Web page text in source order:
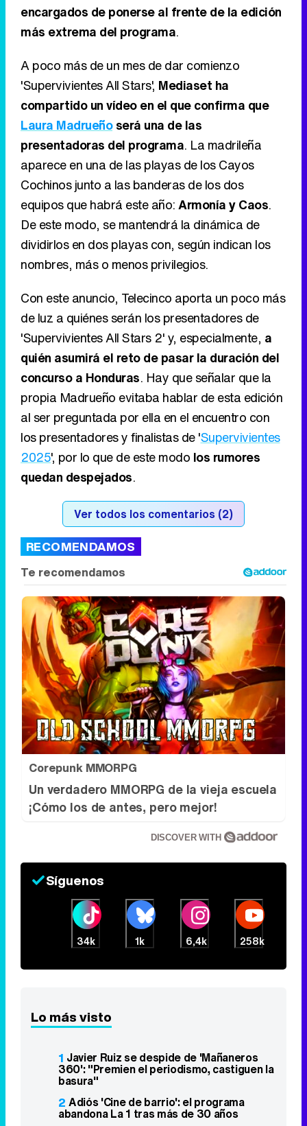
encargados de ponerse al frente de la edición
más extrema del programa.
A poco más de un mes de dar comienzo
'Supervivientes All Stars', Mediaset ha
compartido un vídeo en el que confirma que
Laura Madrueñoserá una de las
presentadoras del programa. La madrileña
aparece en una de las playas de los Cayos
Cochinos junto a las banderas de los dos
equipos que habrá este año:Armonía y Caos.
De este modo, se mantendrá la dinámica de
dividirlos en dos playas con, según indican los
nombres, más o menos privilegios.
Con este anuncio, Telecinco aporta un poco más
de luz a quiénes serán los presentadores de
'Supervivientes All Stars 2' y, especialmente, a
quién asumirá el reto de pasar la duración del
concurso a Honduras. Hay que señalar que la
propia Madrueño evitaba hablar de esta edición
al ser preguntada por ella en el encuentro con
los presentadores y finalistas de 'Supervivientes
2025', por lo que de este modo los rumores
quedan despejados.
Ver todos los comentarios (2)
RECOMENDAMOS
Corepunk MMORPG
Un verdadero MMORPG de la vieja escuela
¡Cómo los de antes, pero mejor!
DISCOVER WITH
Síguenos
34k 1k 6,4k 258k
Lo más visto
1 Javier Ruiz se despide de 'Mañaneros
360': "Premien el periodismo, castiguen la
basura"
2 Adiós 'Cine de barrio': el programa
abandona La 1 tras más de 30 años